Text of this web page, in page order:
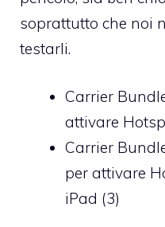
soprattutto che noi
testarli.
Carrier
attivare
Carrier
per attivare
iPad (3)